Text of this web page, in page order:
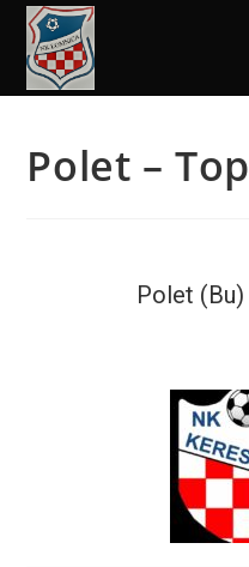
Polet – Top
Polet (Bu)